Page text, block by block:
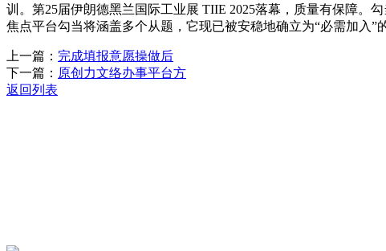
训。第25届伊朗德黑兰国际工业展 TIIE 2025落幕，质量有保障。
焦点平台勾当将涵盖多个从题，它现已被安稳地确立为“必需加入”
上一篇： 完成填报意愿操做后
下一篇： 原创力文络办事平台方
返回列表